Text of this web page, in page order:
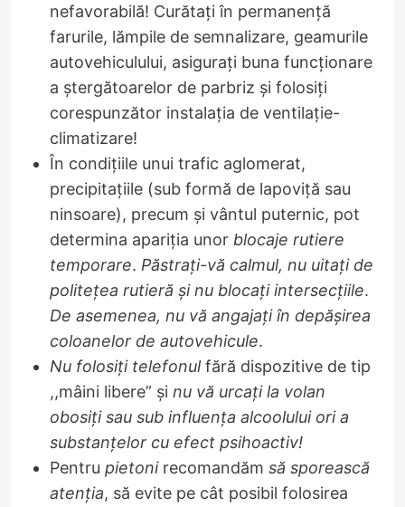
nefavorabilă! Curătați în permanență
farurile, lămpile de semnalizare, geamurile
autovehiculului, asigurați buna funcționare
a ștergătoarelor de parbriz și folosiți
corespunzător instalația de ventilație-
climatizare!
În condiţiile unui trafic aglomerat,
precipitaţiile (sub formă de lapoviţă sau
ninsoare), precum şi vântul puternic, pot
determina apariţia unor blocaje rutiere
temporare. Păstraţi-vă calmul, nu uitaţi de
politeţea rutieră şi nu blocaţi intersecţiile.
De asemenea, nu vă angajaţi în depăşirea
coloanelor de autovehicule.
Nu folosiţi telefonulfără dispozitive de tip
,,mâini libere” şi nu vă urcaţi la volan
obosiţi sau sub influenţa alcoolului ori a
substanţelor cu efect psihoactiv!
Pentru pietonirecomandăm să sporească
atenţia, să evite pe cât posibil folosirea